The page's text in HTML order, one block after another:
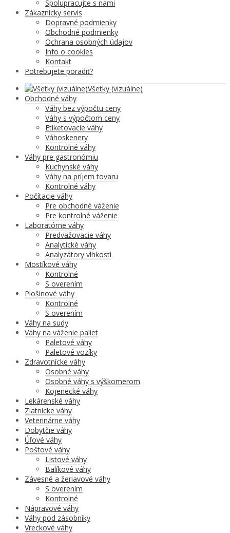
Spolupracujte s nami
Zákaznícky servis
Dopravné podmienky
Obchodné podmienky
Ochrana osobných údajov
Info o cookies
Kontakt
Potrebujete poradiť?
Všetky (vizuálne)
Obchodné váhy
Váhy bez výpočtu ceny
Váhy s výpočtom ceny
Etiketovacie váhy
Váhoskenery
Kontrolné váhy
Váhy pre gastronómiu
Kuchynské váhy
Váhy na príjem tovaru
Kontrolné váhy
Počítacie váhy
Pre obchodné váženie
Pre kontrolné váženie
Laboratórne váhy
Predvažovacie váhy
Analytické váhy
Analyzátory vlhkosti
Mostíkové váhy
Kontrolné
S overením
Plošinové váhy
Kontrolné
S overením
Váhy na sudy
Váhy na váženie paliet
Paletové váhy
Paletové vozíky
Zdravotnícke váhy
Osobné váhy
Osobné váhy s výškomerom
Kojenecké váhy
Lekárenské váhy
Zlatnícke váhy
Veterinárne váhy
Dobytčie váhy
Úľové váhy
Poštové váhy
Listové váhy
Balíkové váhy
Závesné a žeriavové váhy
S overením
Kontrolné
Nápravové váhy
Váhy pod zásobníky
Vreckové váhy